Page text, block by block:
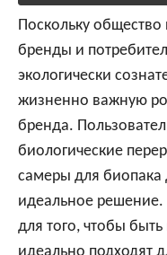
Поскольку общество
бренды и
экологически
жизненно важную
бренда.
биологические
самеры для биопака
идеальное
для того, чтобы